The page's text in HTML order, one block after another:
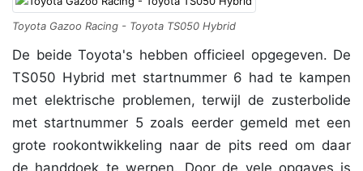
Toyota Gazoo Racing - Toyota TS050 Hybrid
De beide Toyota's hebben officieel opgegeven. De
TS050 Hybrid met startnummer 6 had te kampen
met elektrische problemen, terwijl de zusterbolide
met startnummer 5 zoals eerder gemeld met een
grote rookontwikkeling naar de pits reed om daar
de handdoek te werpen. Door de vele opgaves is